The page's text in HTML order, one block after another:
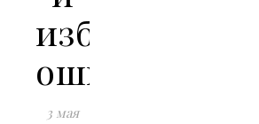
избежать
ошибок
3 мая